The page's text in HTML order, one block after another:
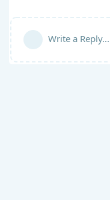
Write a Reply...